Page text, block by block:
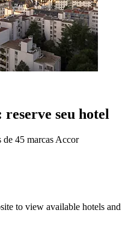
seu hotel
de 45 marcas Accor
to view available hotels and